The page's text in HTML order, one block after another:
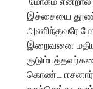
இச்சையை
அணிந்தவரே
இறைவனை
கொண்ட ஈசனார்,